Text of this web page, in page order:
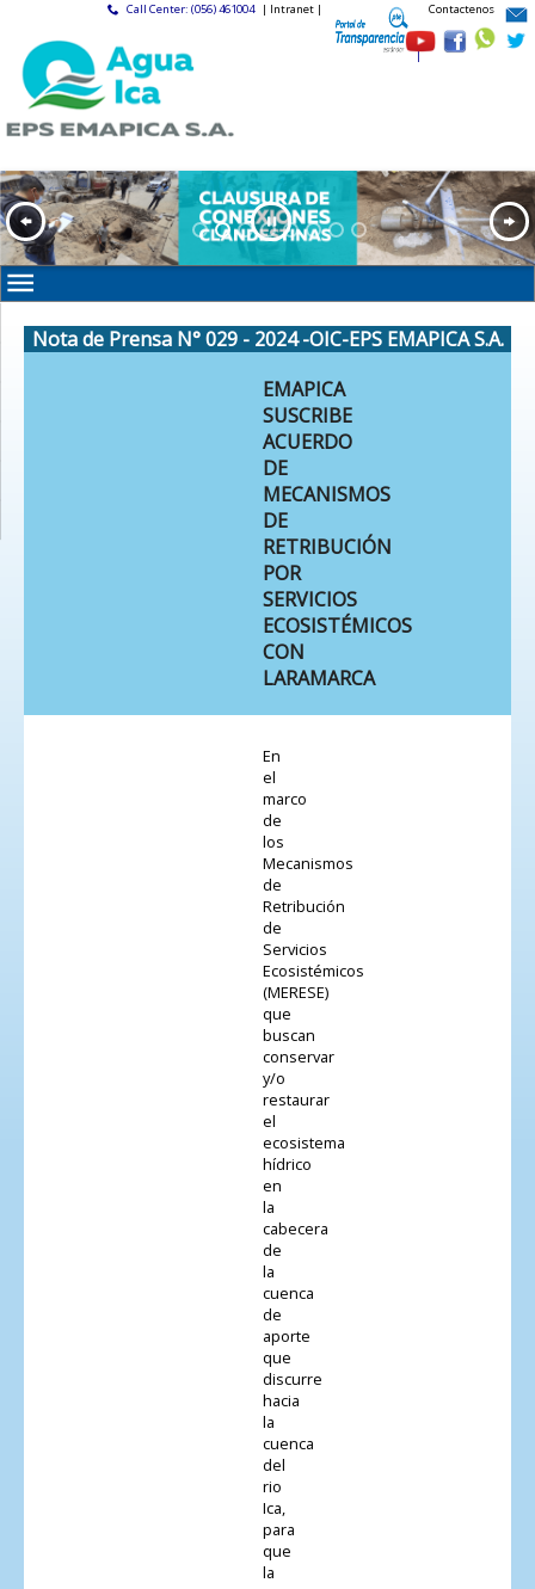
Call Center: (056) 461004 | Intranet |
|
Contactenos
Nota de Prensa N° 029 - 2024 -OIC-EPS EMAPICA S.A.
EMAPICA
SUSCRIBE
ACUERDO
DE
MECANISMOS
DE
RETRIBUCIÓN
POR
SERVICIOS
ECOSISTÉMICOS
CON
LARAMARCA
En
el
marco
de
los
Mecanismos
de
Retribución
de
Servicios
Ecosistémicos
(MERESE)
que
buscan
conservar
y/o
restaurar
el
ecosistema
hídrico
en
la
cabecera
de
la
cuenca
de
aporte
que
discurre
hacia
la
cuenca
del
rio
Ica,
para
que
la